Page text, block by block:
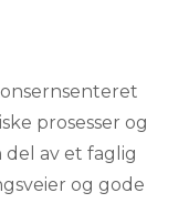
prosesser og
av et faglig
og gode